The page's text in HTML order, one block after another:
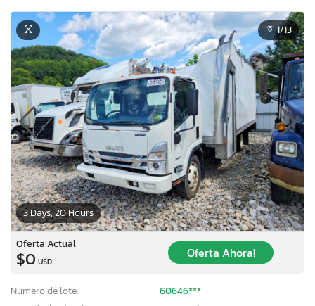
3 Days, 20 Hours
1/13
Oferta Actual
$0 USD
Oferta Ahora!
Número de lote:
60646***